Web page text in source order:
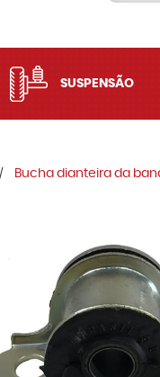
SUSPENSÃO
Bucha dianteira da